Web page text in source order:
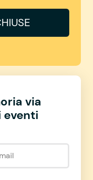
via
eventi